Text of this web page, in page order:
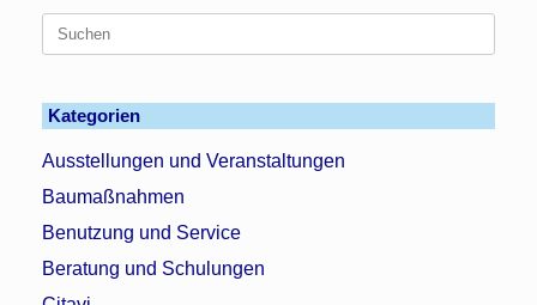
Suchen
Kategorien
Ausstellungen und Veranstaltungen
Baumaßnahmen
Benutzung und Service
Beratung und Schulungen